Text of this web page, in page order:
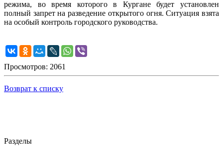
режима, во время которого в Кургане будет установлен
полный запрет на разведение открытого огня. Ситуация взята
на особый контроль городского руководства.
Просмотров: 2061
Возврат к списку
Разделы